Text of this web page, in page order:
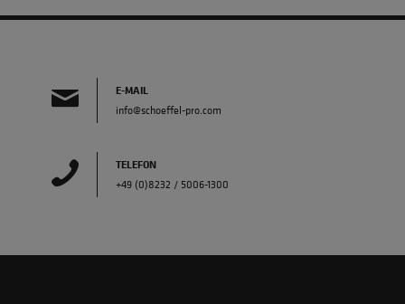
E-MAIL
info@schoeffel-pro.com
TELEFON
+49 (0)8232 / 5006-1300